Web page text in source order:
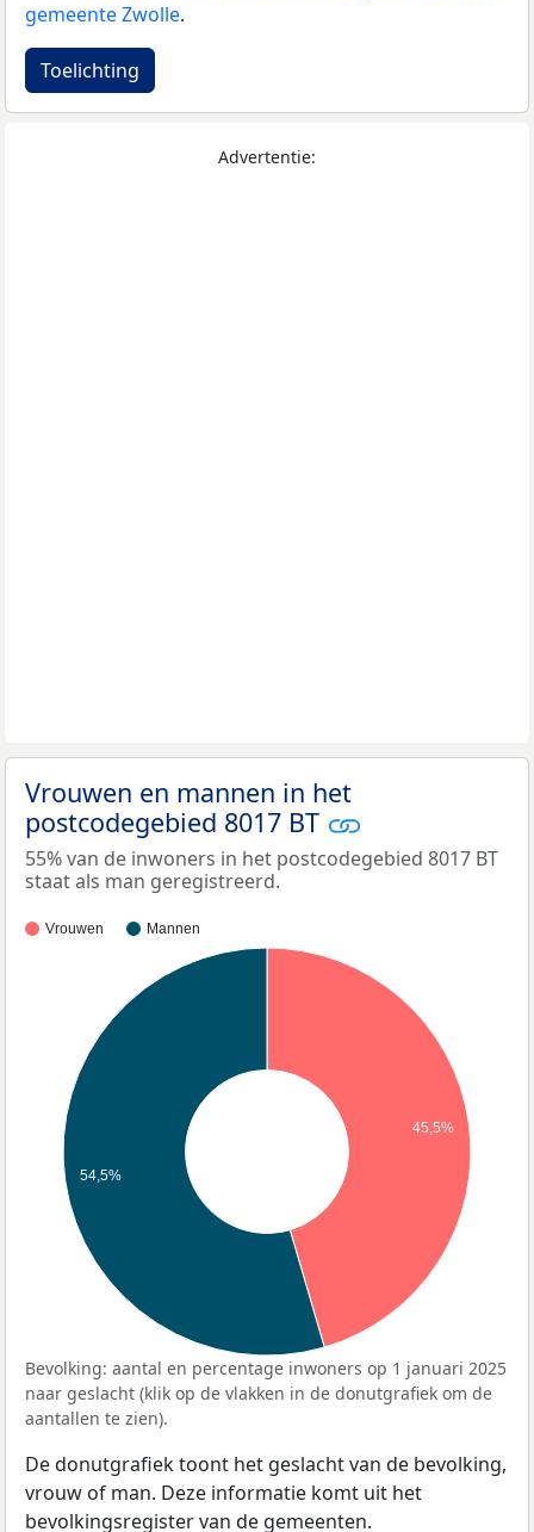
gemeente Zwolle.
Toelichting
Advertentie:
Vrouwen en mannen in het
postcodegebied 8017 BT
55% van de inwoners in het postcodegebied 8017 BT
staat als man geregistreerd.
Vrouwen Mannen
45,5%
54,5%
Bevolking: aantal en percentage inwoners op 1 januari 2025
naar geslacht (klik op de vlakken in de donutgrafiek om de
aantallen te zien).
De donutgrafiek toont het geslacht van de bevolking,
vrouw of man. Deze informatie komt uit het
bevolkingsregister van de gemeenten.